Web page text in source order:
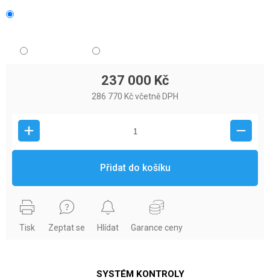
237 000 Kč
286 770 Kč včetně DPH
Přidat do košíku
Tisk Zeptat se Hlídat Garance ceny
SYSTÉM KONTROLY